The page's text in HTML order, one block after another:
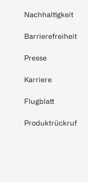
Nachhaltigkeit
Barrierefreiheit
Presse
Karriere
Flugblatt
Produktrückruf